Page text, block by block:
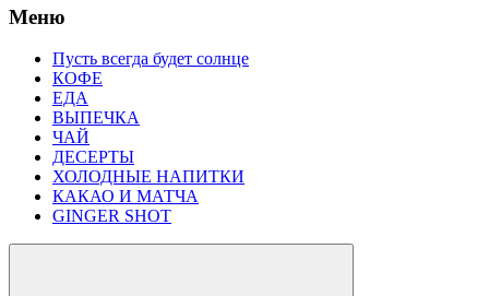
Меню
Пусть всегда будет солнце
КОФЕ
ЕДА
ВЫПЕЧКА
ЧАЙ
ДЕСЕРТЫ
ХОЛОДНЫЕ НАПИТКИ
КАКАО И МАТЧА
GINGER SHOT